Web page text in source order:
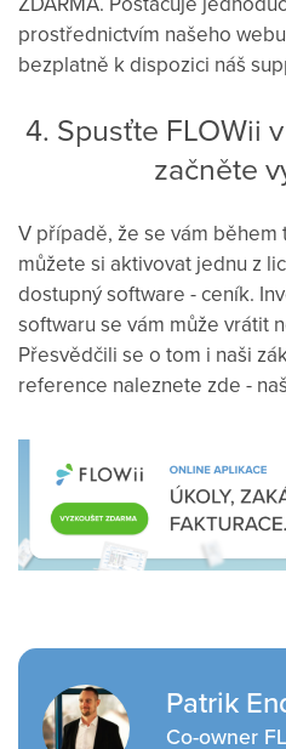
prostřednictvím našeho
bezplatně k dispozici náš
4. Spusťte FLOWii
začněte
V případě, že se vám během
můžete si aktivovat jednu z
dostupný software - ceník.
softwaru se vám může vrátit
Přesvědčili se o tom i naši
reference naleznete zde -
Patrik
Co-owner